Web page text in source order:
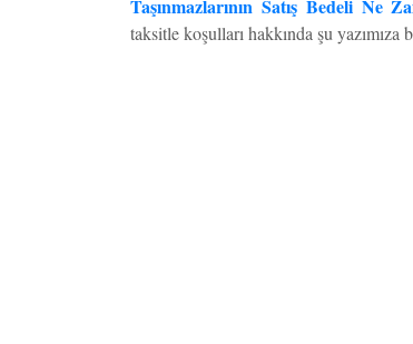
Taşınmazlarının Satış Bedeli Ne
taksitle koşulları hakkında şu yazımıza